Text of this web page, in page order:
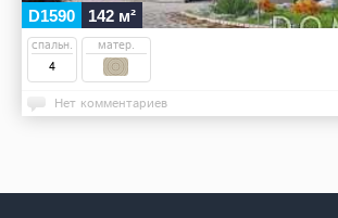
D1590 142 м²
спальн.
4
матер.
Нет комментариев